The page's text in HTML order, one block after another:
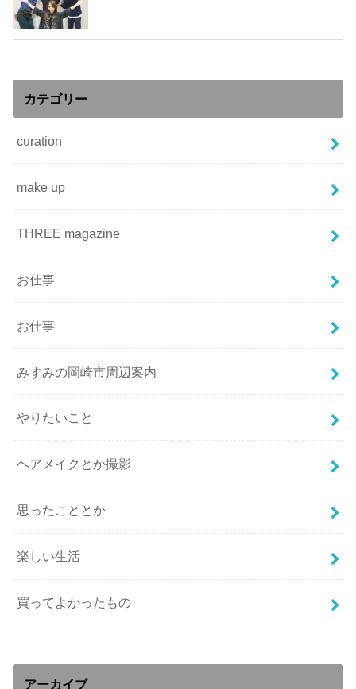
カテゴリー
curation
make up
THREE magazine
お仕事
お仕事
みすみの岡崎市周辺案内
やりたいこと
ヘアメイクとか撮影
思ったこととか
楽しい生活
買ってよかったもの
アーカイブ